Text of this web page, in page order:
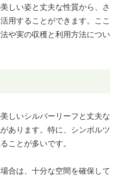
しい姿と丈夫な性質から、さ
用することができます。ここ
や実の収穫と利用方法につい
しいシルバーリーフと丈夫な
あります。特に、シンボルツ
ことが多いです。
合は、十分な空間を確保して